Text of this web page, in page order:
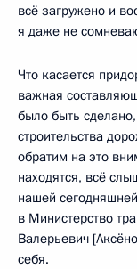
всё загружено и
я даже не
Что касается
важная
было быть
строительства
обратим на это
находятся, всё
нашей
в Министерство
Валерьевич
себя.